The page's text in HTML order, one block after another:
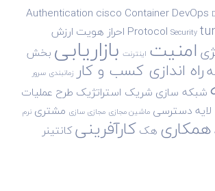
Authentication cisco ContainerDevOps
Protocol Security احراز هویت ارزش
امنیت اینترنت بازاریابیبخش
راه اندازی کسب و کار زمانبندی سرور
شبکه سازی شریک استراتژیک طرح عملیات
لایه دسترسی ماشین مجازی مجازی سازی مشتری نرم
همکاری هککارآفرینیکانتینر